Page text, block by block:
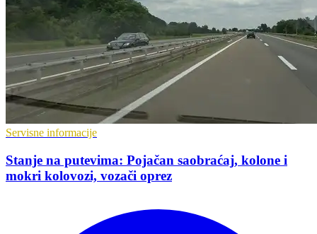
Servisne informacije
Stanje na putevima: Pojačan saobraćaj, kolone i
mokri kolovozi, vozači oprez